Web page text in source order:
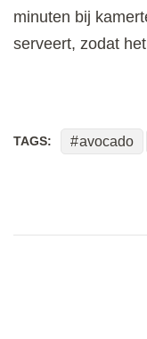
minuten bij
serveert, zodat
TAGS: avocado